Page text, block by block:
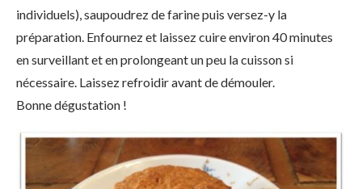
individuels), saupoudrez de farine puis versez-y la
préparation. Enfournez et laissez cuire environ 40 minutes
en surveillant et en prolongeant un peu la cuisson si
nécessaire. Laissez refroidir avant de démouler.
Bonne dégustation !